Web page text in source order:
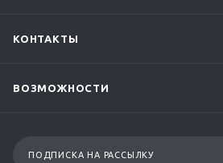
КОНТАКТЫ
ВОЗМОЖНОСТИ
ПОДПИСКА НА РАССЫЛКУ